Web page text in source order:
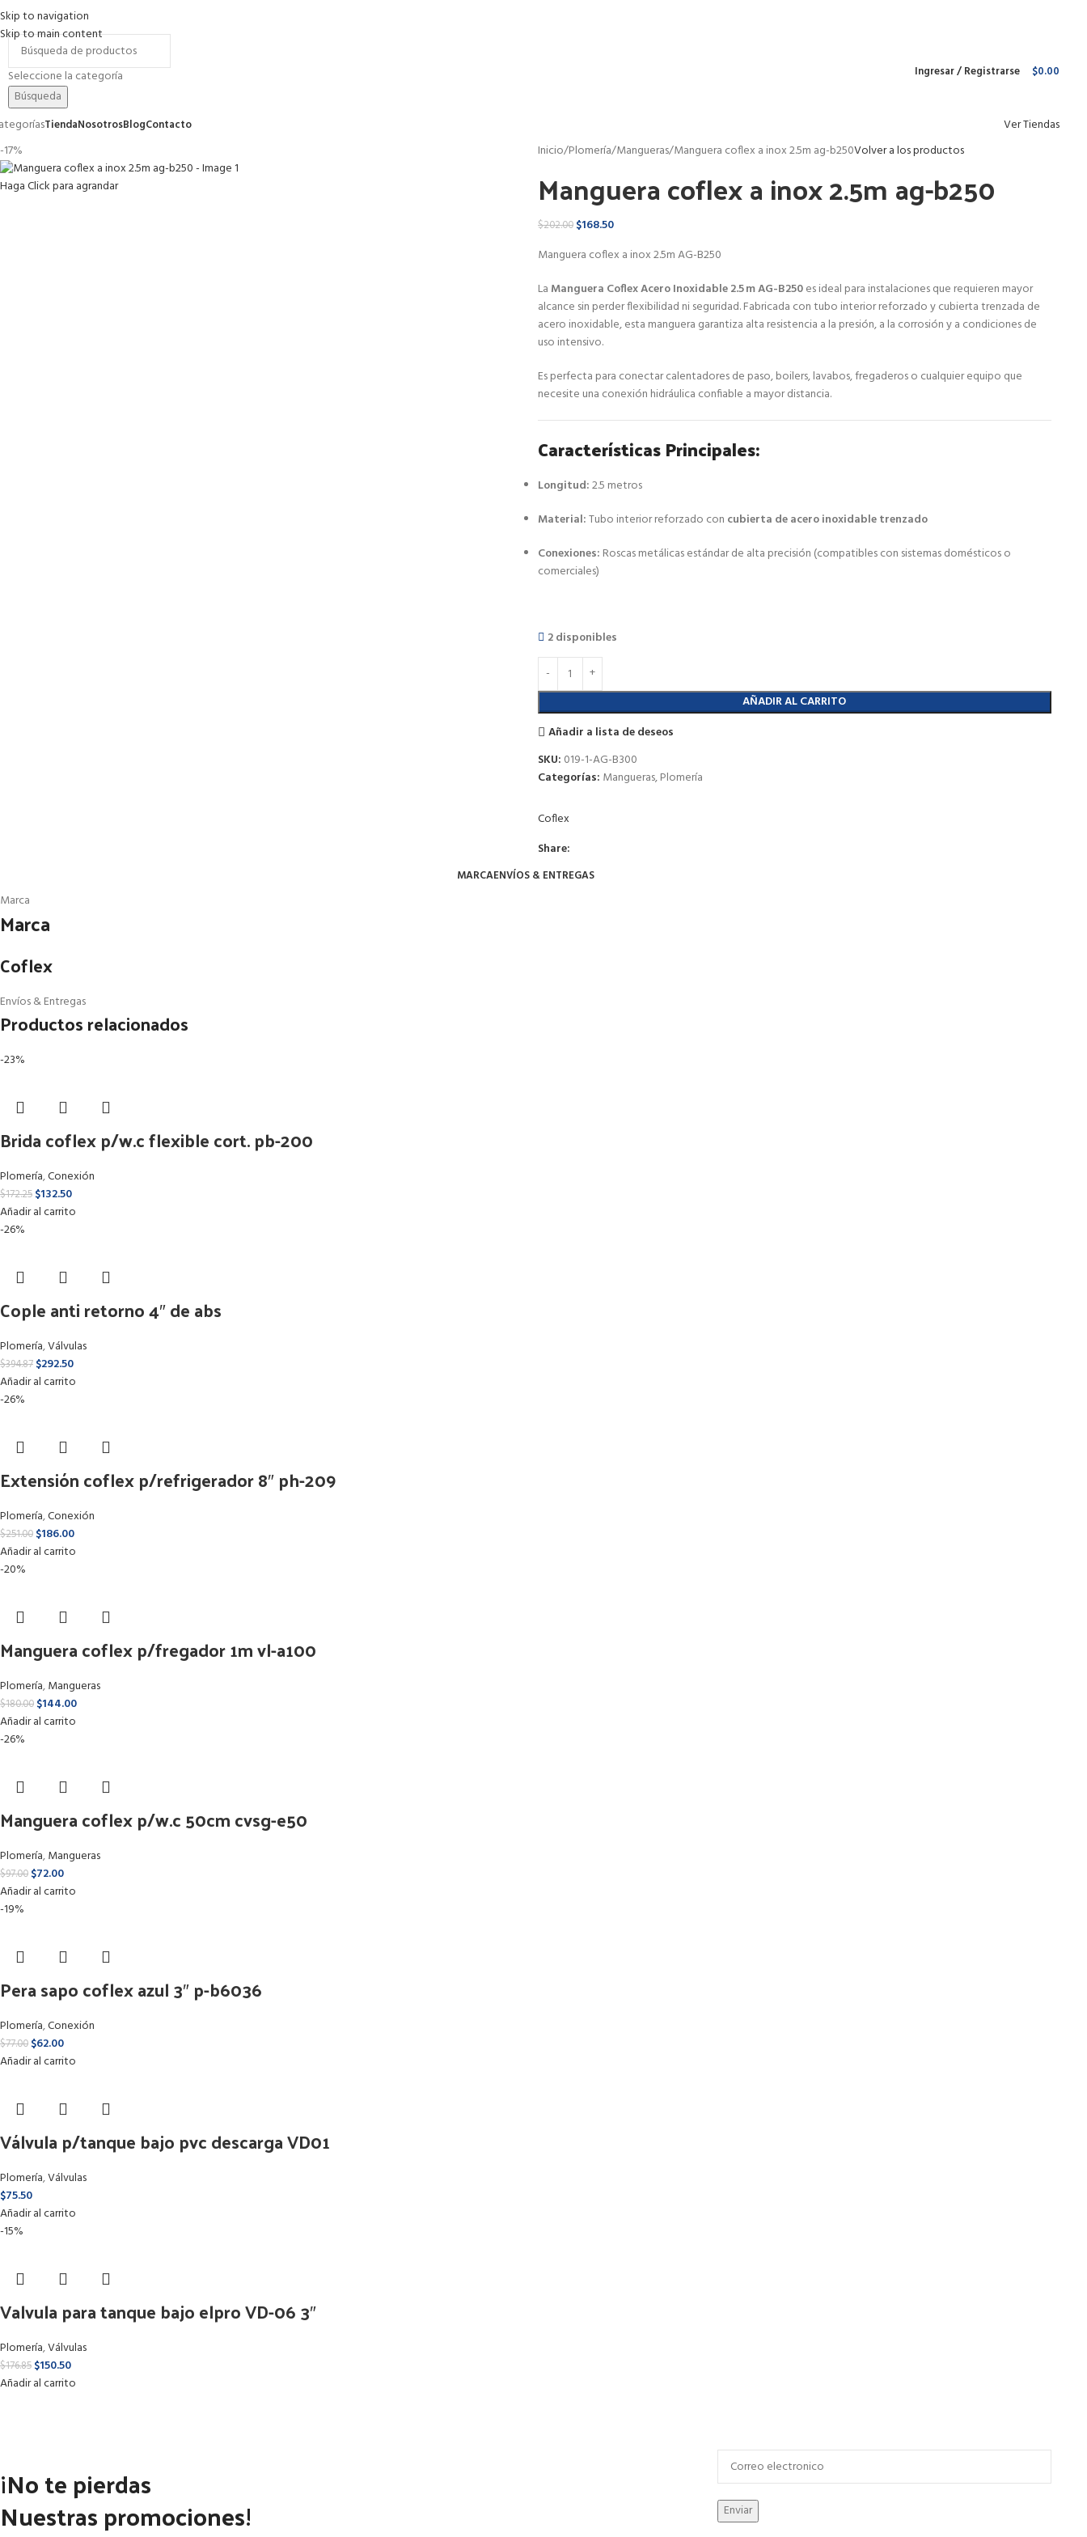
Skip to navigation
Skip to main content
ContactoFAQs
Seleccione la categoría
Búsqueda
Ingresar / Registrarse $0.00
TiendaNosotrosBlogContacto
Ver Tiendas
-17%
Haga Click para agrandar
Inicio Plomería Mangueras Manguera coflex a inox 2.5m ag-b250Volver a los productos
Manguera coflex a inox 2.5m ag-b250
$202.00 $168.50
Manguera coflex a inox 2.5m AG-B250
La Manguera Coflex Acero Inoxidable 2.5 m AG-B250es ideal para instalaciones que requieren mayor
alcance sin perder flexibilidad ni seguridad. Fabricada con tubo interior reforzado y cubierta trenzada de
acero inoxidable, esta manguera garantiza alta resistencia a la presión, a la corrosión y a condiciones de
uso intensivo.
Es perfecta para conectar calentadores de paso, boilers, lavabos, fregaderos o cualquier equipo que
necesite una conexión hidráulica confiable a mayor distancia.
Características Principales:
Longitud:2.5 metros
Material:Tubo interior reforzado con cubierta de acero inoxidable trenzado
Conexiones: Roscas metálicas estándar de alta precisión (compatibles con sistemas domésticos o
comerciales)
2 disponibles
AÑADIR AL CARRITO
Añadir a lista de deseos
SKU: 019-1-AG-B300
Categorías: Mangueras,Plomería
Coflex
Share:
MARCAENVÍOS & ENTREGAS
Marca
Marca
Coflex
Envíos & Entregas
Productos relacionados
-23%
Brida coflex p/w.c flexible cort. pb-200
Plomería,Conexión
$172.25 $132.50
Añadir al carrito
-26%
Cople anti retorno 4″ de abs
Plomería,Válvulas
$394.87 $292.50
Añadir al carrito
-26%
Extensión coflex p/refrigerador 8″ ph-209
Plomería,Conexión
$251.00 $186.00
Añadir al carrito
-20%
Manguera coflex p/fregador 1m vl-a100
Plomería,Mangueras
$180.00 $144.00
Añadir al carrito
-26%
Manguera coflex p/w.c 50cm cvsg-e50
Plomería,Mangueras
$97.00 $72.00
Añadir al carrito
-19%
Pera sapo coflex azul 3″ p-b6036
Plomería,Conexión
$77.00 $62.00
Añadir al carrito
Válvula p/tanque bajo pvc descarga VD01
Plomería,Válvulas
$75.50
Añadir al carrito
-15%
Valvula para tanque bajo elpro VD-06 3″
Plomería,Válvulas
$176.85 $150.50
Añadir al carrito
¡No te pierdas
Nuestras promociones!